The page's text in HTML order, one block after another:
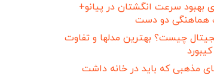
بهبود سرعت انگشتان در پیانو+
هماهنگی دو دست
چیست؟ بهترین مدلها و تفاوت
مذهبی که باید در خانه داشت